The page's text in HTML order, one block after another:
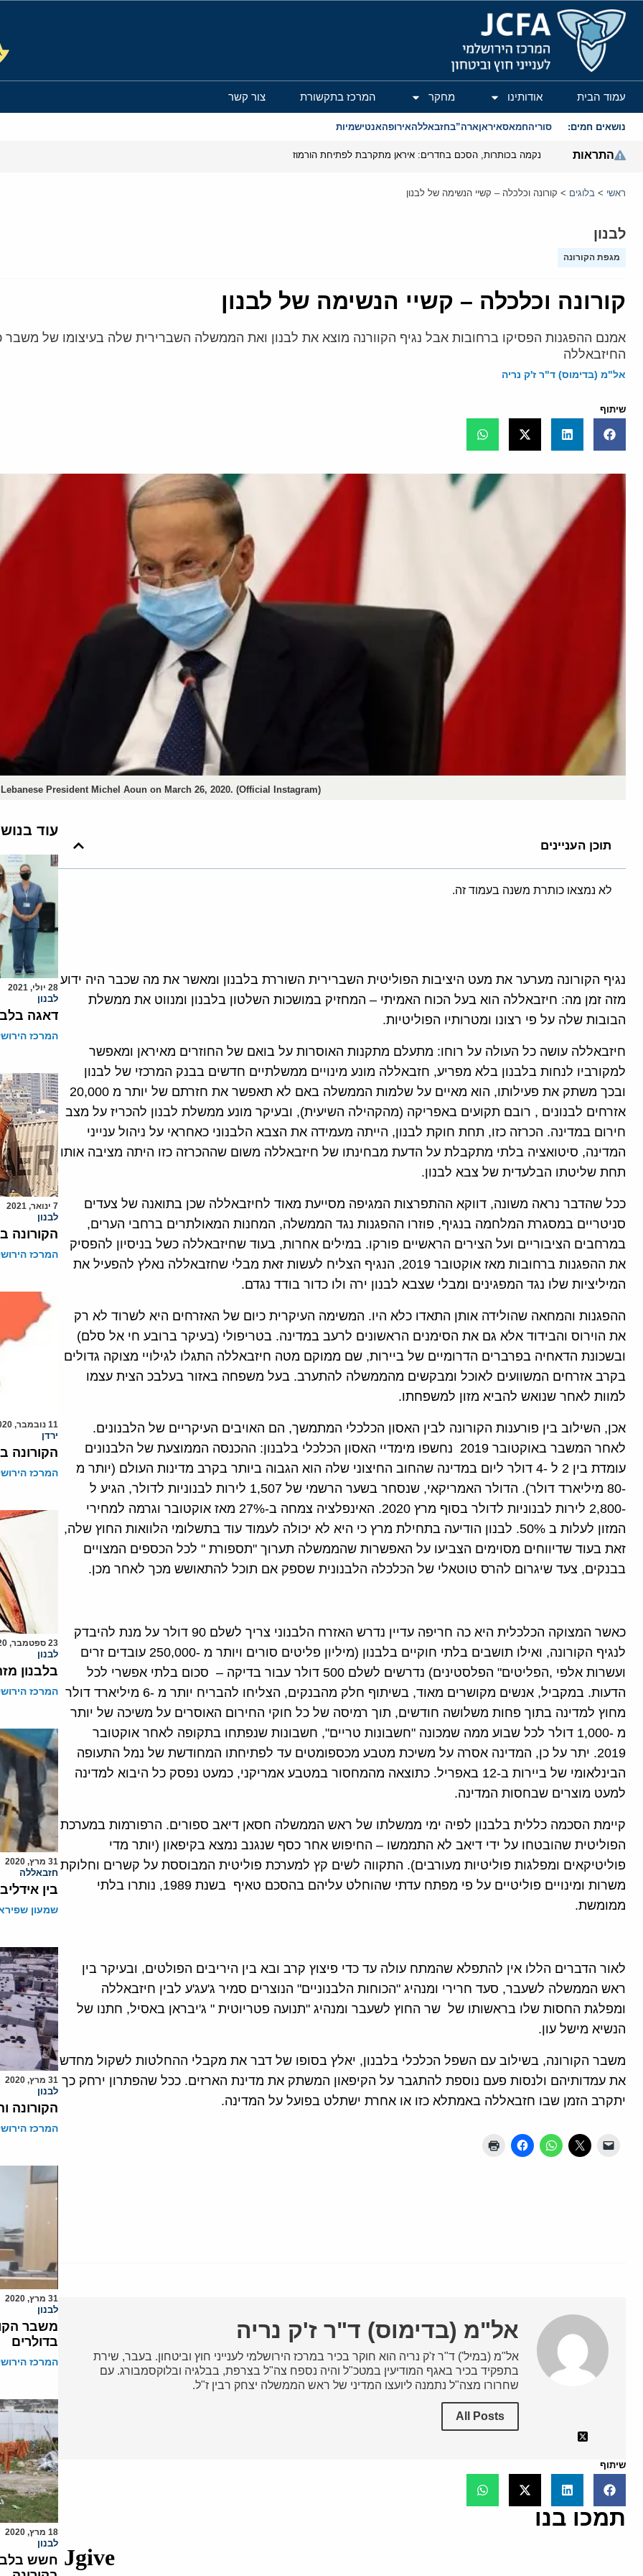
המרכז הירושלמי לענייני חוץ וביטחון
עמוד הבית אודותינו מחקר המרכז בתקשורת צור קשר
נושאים חמים: סוריהחמאסאיראןארה”בחזבאללהאירופהאנטישמיות
התראות נקמה בכותרות, הסכם בחדרים: איראן מתקרבת לפתיחת הורמוז
ראשי > בלוגים > קורונה וכלכלה – קשיי הנשימה של לבנון
לבנון
מגפת הקורונה
קורונה וכלכלה – קשיי הנשימה של לבנון
אמנם ההפגנות הפסיקו ברחובות אבל נגיף הקוורנה מוצא את לבנון ואת הממשלה השברירית שלה בעיצומו של
החיזבאללה
אל"מ (בדימוס) ד"ר ז'ק נריה
שיתוף
Lebanese President Michel Aoun on March 26, 2020. (Official Instagram)
תוכן העניינים
לא נמצאו כותרת משנה בעמוד זה.
נגיף הקורונה מערער את מעט היציבות הפוליטית השברירית השוררת בלבנון ומאשר את מה שכבר היה ידוע
מזה זמן מה: חיזבאללה הוא בעל הכוח האמיתי – המחזיק במושכות השלטון בלבנון ומנווט את ממשלת
הבובות שלה על פי רצונו ומטרותיו הפוליטיות.
חיזבאללה עושה כל העולה על רוחו: מתעלם מתקנות האוסרות על בואם של החוזרים מאיראן ומאפשר
למקורביו לנחות בלבנון בלא מפריע, חזבאללה מונע מינויים ממשלתיים חדשים בבנק המרכזי של לבנון
ובכך משתק את פעילותו, הוא מאיים על שלמות הממשלה באם לא תאפשר את חזרתם של יותר מ 20,000
אזרחים לבנונים , רובם תקועים באפריקה (מהקהילה השיעית), ובעיקר מונע ממשלת לבנון להכריז על מצב
חירום במדינה. הכרזה כזו, תחת חוקת לבנון, הייתה מעמידה את הצבא הלבנוני כאחראי על ניהול ענייני
המדינה, סיטואציה בלתי מתקבלת על הדעת מבחינתו של חיזבאללה משום שההכרזה כזו היתה מציבה אותו
תחת שליטתו הבלעדית של צבא לבנון.
ככל שהדבר נראה משונה, דווקא ההתפרצות המגיפה מסייעת מאוד לחיזבאללה שכן בתואנה של צעדים
סניטריים במסגרת המלחמה בנגיף, פוזרו ההפגנות נגד הממשלה, המחנות המאולתרים ברחבי הערים,
במרחבים הציבוריים ועל הצירים הראשיים פורקו. במילים אחרות, בעוד שחיזבאללה כשל בניסיון להפסיק
את ההפגנות ברחובות מאז אוקטובר 2019, הנגיף הצליח לעשות זאת מבלי שחזבאללה נאלץ להפעיל את
המיליציות שלו נגד המפגינים ומבלי שצבא לבנון ירה ולו כדור בודד נגדם.
ההפגנות והמחאה שהולידה אותן התאדו כלא היו. המשימה העיקרית כיום של האזרחים היא לשרוד לא רק
את הוירוס והבידוד אלא גם את הסימנים הראשונים לרעב במדינה. בטריפולי (בעיקר ברובע חי אל סלם)
ובשכונת הדאחיה בפרברים הדרומיים של ביירות, שם ממוקם מטה חיזבאללה התגלו לגילויי מצוקה גדולים
בקרב אזרחים המשוועים לאוכל ומבקשים מהממשלה להתערב. בעל משפחה באזור בעלבכ הצית עצמו
למוות לאחר שנואש להביא מזון למשפחתו.
אכן, השילוב בין פורענות הקורונה לבין האסון הכלכלי המתמשך, הם האויבים העיקריים של הלבנונים.
לאחר המשבר באוקטובר 2019 נחשפו מימדיי האסון הכלכלי בלבנון: ההכנסה הממוצעת של הלבנונים
עומדת בין 2 ל -4 דולר ליום במדינה שהחוב החיצוני שלה הוא הגבוה ביותר בקרב מדינות העולם (יותר מ
-80 מיליארד דולר). הדולר האמריקאי, שנסחר בשער הרשמי של 1,507 לירות לבנוניות לדולר, הגיע ל
-2,800 לירות לבנוניות לדולר בסוף מרץ 2020. האינפלציה צמחה ב-27% מאז אוקטובר וגרמה למחירי
המזון לעלות ב 50%. לבנון הודיעה בתחילת מרץ כי היא לא יכולה לעמוד עוד בתשלומי הלוואות החוץ שלה,
זאת בעוד שדיווחים מסוימים הצביעו על האפשרות שהממשלה תערוך "תספורת " לכל הכספים המצויים
בבנקים, צעד שיגרום להרס טוטאלי של הכלכלה הלבנונית שספק אם תוכל להתאושש מכך לאחר מכן.
כאשר המצוקה הכלכלית היא כה חריפה עדיין נדרש האזרח הלבנוני צריך לשלם 90 דולר על מנת להיבדק
לנגיף הקורונה, ואילו תושבים בלתי חוקיים בלבנון (מיליון פליטים סורים ויותר מ -250,000 עובדים זרים
ועשרות אלפי ,הפליטים" הפלסטינים) נדרשים לשלם 500 דולר עבור בדיקה – סכום בלתי אפשרי לכל
הדעות. במקביל, אנשים מקושרים מאוד, בשיתוף חלק מהבנקים, הצליחו להבריח יותר מ -6 מיליארד דולר
מחוץ למדינה בתוך פחות משלושה חודשים, תוך רמיסה של כל חוקי החירום האוסרים על משיכה של יותר
מ -1,000 דולר לכל שבוע ממה שמכונה "חשבונות טריים", חשבונות שנפתחו בתקופה לאחר אוקטובר
2019. יתר על כן, המדינה אסרה על משיכת מטבע מכספומטים עד לפתיחתו המחודשת של נמל התעופה
הבינלאומי של ביירות ב-12 באפריל. כתוצאה מהמחסור במטבע אמריקני, כמעט נפסק כל היבוא למדינה
למעט מוצרים שבחסות המדינה.
קיימת הסכמה כללית בלבנון לפיה ימי ממשלתו של ראש הממשלה חסאן דיאב ספורים. הרפורמות במערכת
הפוליטית שהובטחו על ידי דיאב לא התממשו – החיפוש אחר כסף שנגנב נמצא בקיפאון (יותר מדי
פוליטיקאים ומפלגות פוליטיות מעורבים). התקווה לשים קץ למערכת פוליטית המבוססת על קשרים וחלוקת
משרות ומינויים פוליטיים על פי מפתח עדתי שהוחלט עליהם בהסכם טאיף בשנת 1989, נותרו בלתי
ממומשת.
לאור הדברים הללו אין להתפלא שהמתח עולה עד כדי פיצוץ קרב ובא בין היריבים הפולטים, ובעיקר בין
ראש הממשלה לשעבר, סעד חרירי ומנהיג "הכוחות הלבנוניים" הנוצרים סמיר ג'עג'ע לבין חיזבאללה
ומפלגת החסות שלו בראשותו של שר החוץ לשעבר ומנהיג "תנועה פטריוטית " ג'יבראן באסיל, חתנו של
הנשיא מישל עון.
משבר הקורונה, בשילוב עם השפל הכלכלי בלבנון, יאלץ בסופו של דבר את מקבלי ההחלטות לשקול מחדש
את עמדותיהם ולנסות פעם נוספת להתגבר על הקיפאון המשתק את מדינת הארזים. ככל שהפתרון ירחק כך
יתקרב הזמן שבו חזבאללה באמתלא כזו או אחרת ישתלט בפועל על המדינה.
אל"מ (בדימוס) ד"ר ז'ק נריה
אל"מ (במיל') ד"ר ז'ק נריה הוא חוקר בכיר במרכז הירושלמי לענייני חוץ וביטחון. בעבר, שירת
בתפקיד בכיר באגף המודיעין במטכ"ל והיה נספח צה"ל בצרפת, בבלגיה ובלוקסמבורג. עם
שחרורו מצה"ל נתמנה ליועצו המדיני של ראש הממשלה יצחק רבין ז"ל.
All Posts
שיתוף
תמכו בנו
עוד
28 יולי, 2021
לבנון
דאגה
המרכז
7 ינואר, 2021
לבנון
הקורונה
המרכז
11 נובמבר, 2020
ירדן
הקורונה
המרכז
23 ספטמבר, 2020
לבנון
בלבנון
המרכז
31 מרץ, 2020
חזבאללה
בין
שמעון
31 מרץ, 2020
לבנון
הקורונה
המרכז
31 מרץ, 2020
לבנון
משבר
בדולרים
המרכז
18 מרץ, 2020
לבנון
חשש